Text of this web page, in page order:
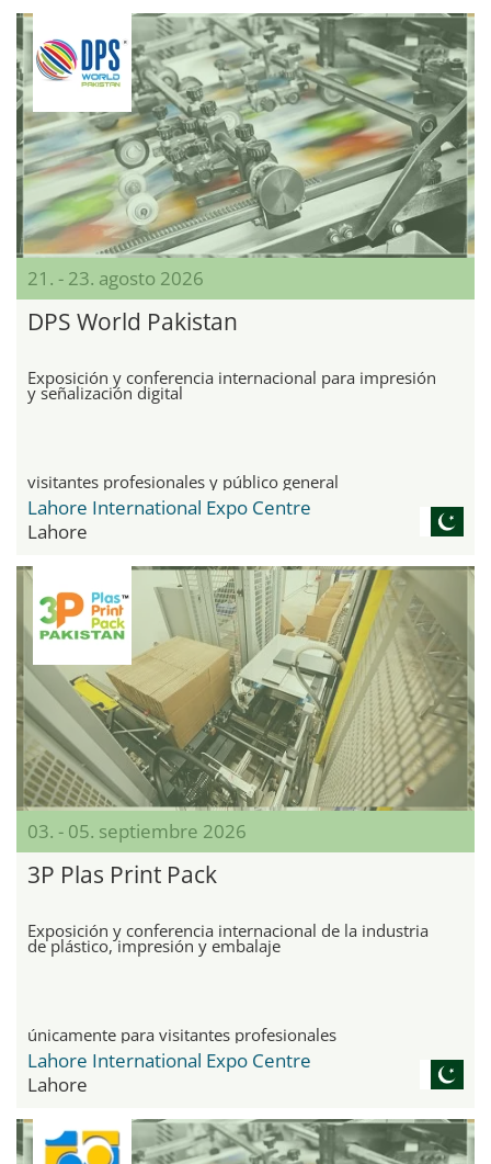
21. - 23. agosto 2026
DPS World Pakistan
Exposición y conferencia internacional para impresión
y señalización digital
visitantes profesionales y público general
Lahore International Expo Centre
Lahore
03. - 05. septiembre 2026
3P Plas Print Pack
Exposición y conferencia internacional de la industria
de plástico, impresión y embalaje
únicamente para visitantes profesionales
Lahore International Expo Centre
Lahore